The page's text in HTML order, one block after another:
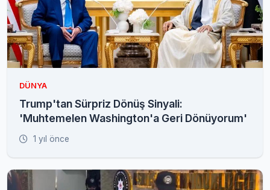
DÜNYA
Trump'tan Sürpriz Dönüş Sinyali:
'Muhtemelen Washington'a Geri Dönüyorum'
1 yıl önce